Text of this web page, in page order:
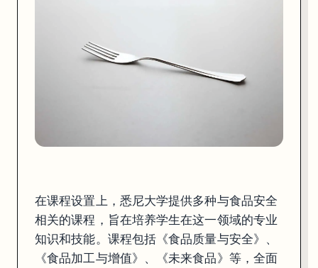
在课程设置上，悉尼大学提供多种与食品安全
相关的课程，旨在培养学生在这一领域的专业
知识和技能。课程包括《食品质量与安全》、
《食品加工与增值》、《未来食品》等，全面